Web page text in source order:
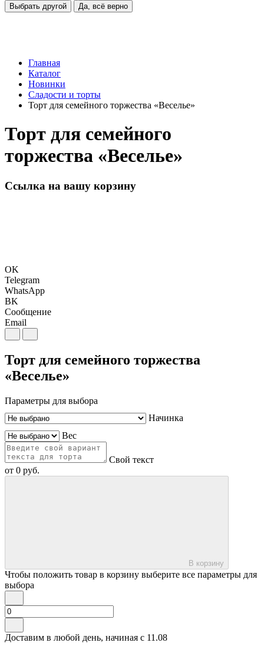
Выбрать другой Да, всё верно
Главная
Каталог
Новинки
Сладости и торты
Торт для семейного торжества «Веселье»
Торт для семейного
торжества «Веселье»
Ссылка на вашу корзину
OK
Telegram
WhatsApp
BK
Сообщение
Email
Торт для семейного торжества
«Веселье»
Параметры для выбора
Начинка
Вес
Свой текст
от 0 руб.
В корзину
Чтобы положить товар в корзину выберите все параметры для
выбора
Доставим в любой день, начиная с 11.08